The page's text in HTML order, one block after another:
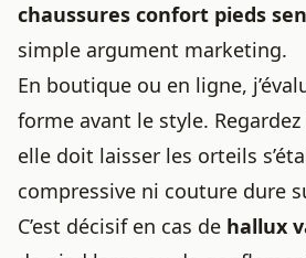
chaussures confort pieds
simple argument marketing.
En boutique ou en ligne,
forme avant le style. Regardez
elle doit laisser les orteils
compressive ni couture dure
C’est décisif en cas de hallux